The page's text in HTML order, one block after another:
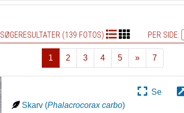
SØGERESULTATER (139 FOTOS) PER SIDE:
1 2 3 4 5
»
Næste
7
Se
Skarv (Phalacrocorax carbo)